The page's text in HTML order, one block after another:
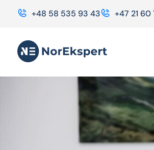
+48 58 535 93 43 +47 21